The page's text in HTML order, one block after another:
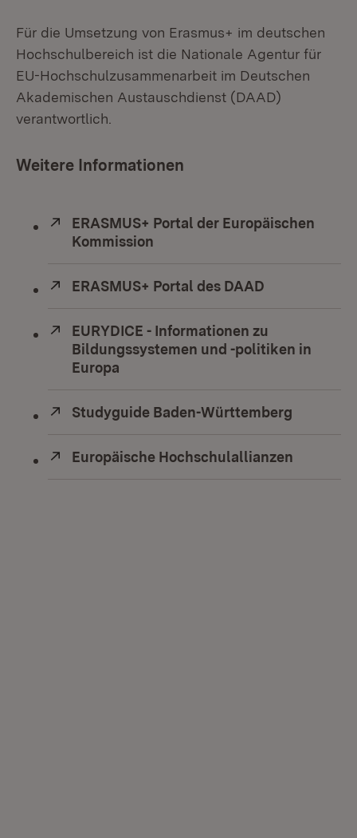
Für die Umsetzung von Erasmus+ im deutschen
Hochschulbereich ist die Nationale Agentur für
EU-Hochschulzusammenarbeit im Deutschen
Akademischen Austauschdienst (DAAD)
verantwortlich.
Weitere Informationen
Extern:
ERASMUS+ Portal der Europäischen
Kommission
Extern:
ERASMUS+ Portal des DAAD
Extern:
EURYDICE - Informationen zu
Bildungssystemen und -politiken in
Europa
Extern:
Studyguide Baden-Württemberg
Extern:
Europäische Hochschulallianzen